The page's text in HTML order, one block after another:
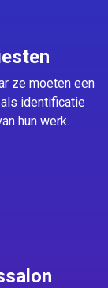
ze moeten een
identificatie
hun werk.